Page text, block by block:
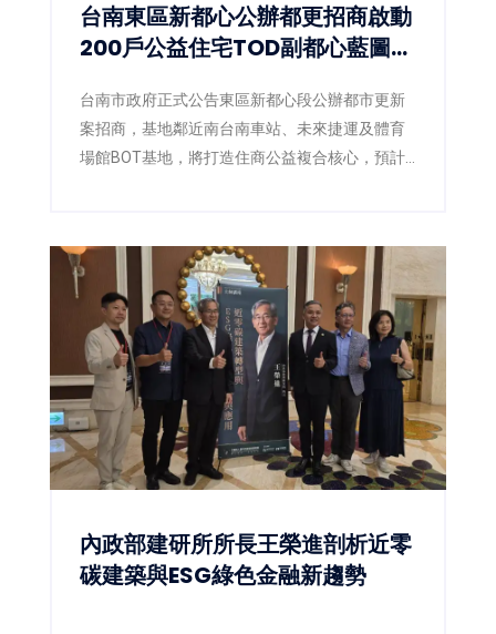
台南東區新都心公辦都更招商啟動
200戶公益住宅TOD副都心藍圖正
台南市政府正式公告東區新都心段公辦都市更新
案招商，基地鄰近南台南車站、未來捷運及體育
場館BOT基地，將打造住商公益複合核心，預計
內政部建研所所長王榮進剖析近零
碳建築與ESG綠色金融新趨勢